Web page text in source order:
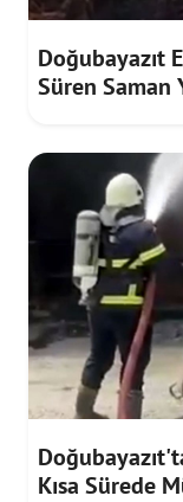
Doğubayazıt
Süren Saman
Kısa Sürede